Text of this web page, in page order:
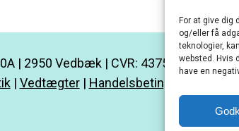
For at give dig
og/eller få
teknologier,
websted. Hvis
have en
| 2950 Vedbæk | CVR: 43752685 |
| Vedtægter| Handelsbetingelser